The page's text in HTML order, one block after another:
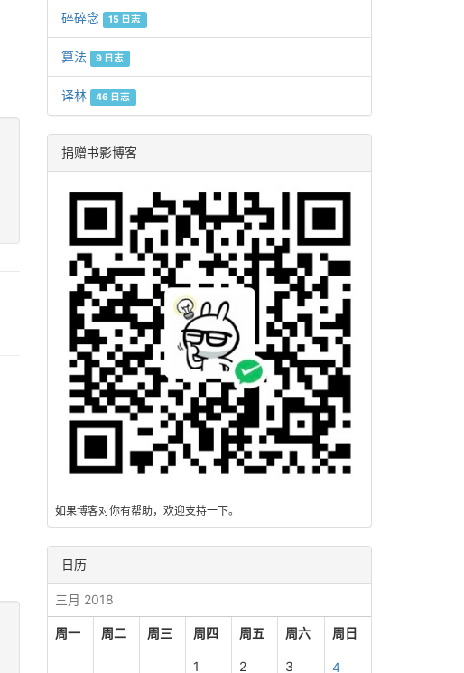
碎碎念 15 日志
算法 9 日志
译林 46 日志
捐赠书影博客
如果博客对你有帮助，欢迎支持一下。
日历
三月 2018
周一 周二 周三 周四 周五 周六 周日
1 2 3 4